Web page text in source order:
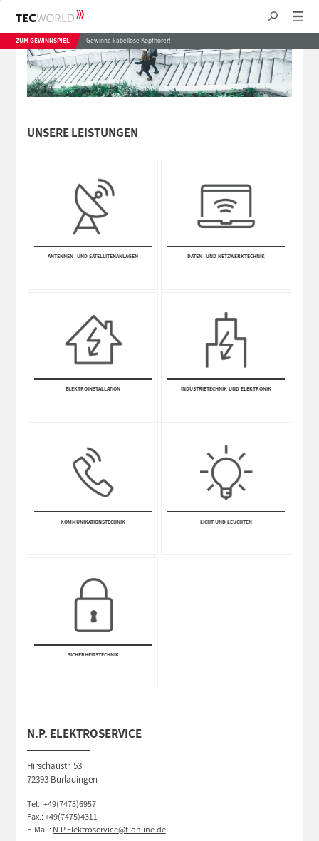
ZUM GEWINNSPIEL Gewinne kabellose Kopfhörer!
UNSERE LEISTUNGEN
ANTEN­NEN- UND SATE­LLITEN­ANLAGEN DATEN- UND NETZWERK­TECHNIK
ELEKTRO­INSTALLA­TION INDUSTRIETECHNIK UND ELEKTRONIK
KOMM­UNI­KATIONS­TECHNIK LICHT UND LEUCHTEN
SICHERHEITS­TECHNIK
N.P. ELEKTROSERVICE
Hirschaustr. 53
72393 Burladingen
Tel.:+49(7475)6957
Fax.: +49(7475)4311
E-Mail: N.P.Elektroservice@t-online.de